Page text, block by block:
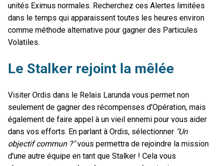
unités Eximus normales. Recherchez ces Alertes limitées
dans le temps qui apparaissent toutes les heures environ
comme méthode alternative pour gagner des Particules
Volatiles.
Le Stalker rejoint la mêlée
Visiter Ordis dans le Relais Larunda vous permet non
seulement de gagner des récompenses d'Opération, mais
également de faire appel à un vieil ennemi pour vous aider
dans vos efforts. En parlant à Ordis, sélectionner "Un
objectif commun ?"vous permettra de rejoindre la mission
d'une autre équipe en tant que Stalker ! Cela vous